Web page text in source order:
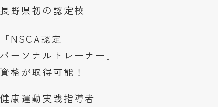
長野県初の認定校
「NSCA認定
パーソナルトレーナー」
資格が取得可能！
健康運動実践指導者